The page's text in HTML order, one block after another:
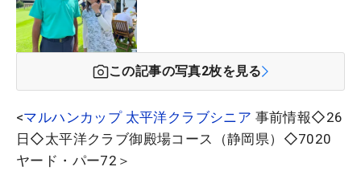
この記事の写真2枚を見る
<マルハンカップ 太平洋クラブシニア 事前情報◇26
日◇太平洋クラブ御殿場コース（静岡県）◇7020
ヤード・パー72＞